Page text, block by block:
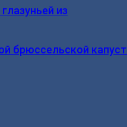
из
брюссельской